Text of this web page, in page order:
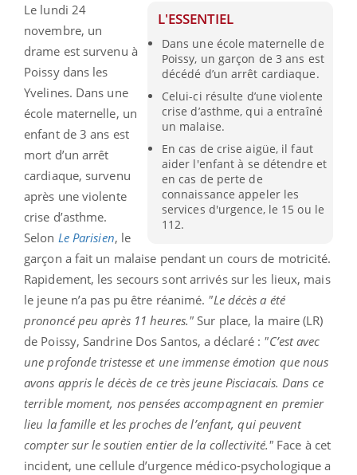
L'ESSENTIEL
Dans une école maternelle de
Poissy, un garçon de 3 ans est
décédé d’un arrêt cardiaque.
Celui-ci résulte d’une violente
crise d’asthme, qui a entraîné
un malaise.
En cas de crise aigüe, il faut
aider l'enfant à se détendre et
en cas de perte de
connaissance appeler les
services d'urgence, le 15 ou le
112.
Le lundi 24
novembre, un
drame est survenu à
Poissy dans les
Yvelines. Dans une
école maternelle, un
enfant de 3 ans est
mort d’un arrêt
cardiaque, survenu
après une violente
crise d’asthme.
Selon Le Parisien, le
garçon a fait un malaise pendant un cours de motricité.
Rapidement, les secours sont arrivés sur les lieux, mais
le jeune n’a pas pu être réanimé. "Le décès a été
prononcé peu après 11 heures." Sur place, la maire (LR)
de Poissy, Sandrine Dos Santos, a déclaré : "C’est avec
une profonde tristesse et une immense émotion que nous
avons appris le décès de ce très jeune Pisciacais. Dans ce
terrible moment, nos pensées accompagnent en premier
lieu la famille et les proches de l’enfant, qui peuvent
compter sur le soutien entier de la collectivité." Face à cet
incident, une cellule d’urgence médico-psychologique a